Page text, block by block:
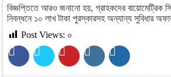
বিজ্ঞপ্তিতে আরও জনানো হয়, গ্রাহকদের বায়োমেট্রিক
নিবন্ধনে ১০ লাখ টাকা পুরস্কারসহ অন্যান্য সুবিধার
Post Views: ০